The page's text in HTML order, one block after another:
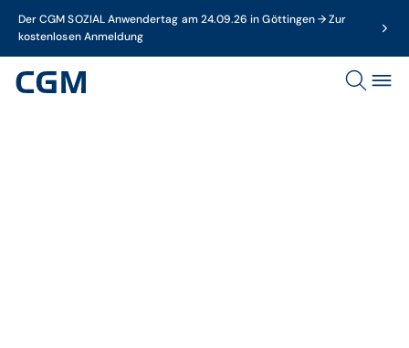
Der CGM SOZIAL Anwendertag am 24.09.26 in Göttingen → Zur
kostenlosen Anmeldung